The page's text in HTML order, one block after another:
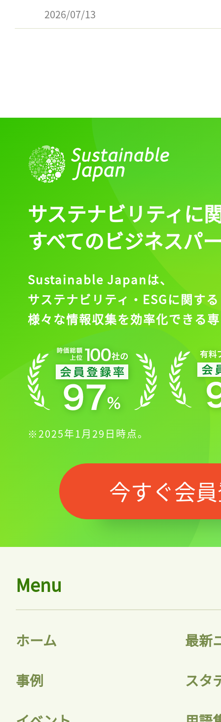
2026/07/13
サステナビリティに
すべてのビジネスパ
Sustainable Japanは、
サステナビリティ・ESGに関する
様々な情報収集を効率化できる
※2025年1月29日時点。
今すぐ会
Menu
ホーム 最新
事例 スタ